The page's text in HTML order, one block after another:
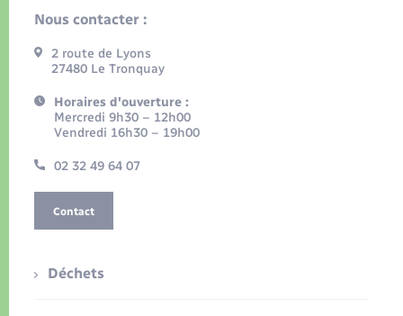
Nous contacter :
2 route de Lyons
27480 Le Tronquay
Horaires d'ouverture :
Mercredi 9h30 – 12h00
Vendredi 16h30 – 19h00
02 32 49 64 07
Contact
Déchets